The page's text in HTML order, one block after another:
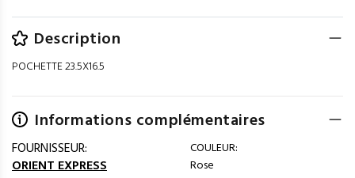
Description
POCHETTE 23.5X16.5
Informations complémentaires
FOURNISSEUR:
ORIENT EXPRESS
COULEUR:
Rose